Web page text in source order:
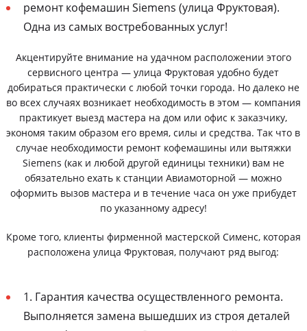
ремонт кофемашин Siemens (улица Фруктовая).
Одна из самых востребованных услуг!
Акцентируйте внимание на удачном расположении этого
сервисного центра — улица Фруктовая удобно будет
добираться практически с любой точки города. Но далеко не
во всех случаях возникает необходимость в этом — компания
практикует выезд мастера на дом или офис к заказчику,
экономя таким образом его время, силы и средства. Так что в
случае необходимости ремонт кофемашины или вытяжки
Siemens (как и любой другой единицы техники) вам не
обязательно ехать к станции Авиамоторной — можно
оформить вызов мастера и в течение часа он уже прибудет
по указанному адресу!
Кроме того, клиенты фирменной мастерской Сименс, которая
расположена улица Фруктовая, получают ряд выгод:
1. Гарантия качества осуществленного ремонта.
Выполняется замена вышедших из строя деталей